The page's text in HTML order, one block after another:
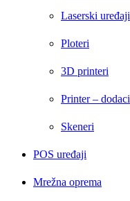
Laserski uređaji
Ploteri
3D printeri
Printer – dodaci
Skeneri
POS uređaji
Mrežna oprema